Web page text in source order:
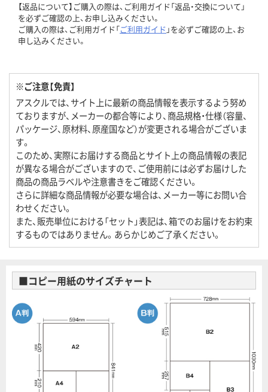
【返品について】ご購入の際は、ご利用ガイド「返品・交換について」
を必ずご確認の上、お申し込みください。
ご購入の際は、ご利用ガイド「ご利用ガイド 」を必ずご確認の上、お
申し込みください。
※ご注意【免責】
アスクルでは、サイト上に最新の商品情報を表示するよう努め
ておりますが、メーカーの都合等により、商品規格・仕様（容量、
パッケージ、原材料、原産国など）が変更される場合がございま
す。
このため、実際にお届けする商品とサイト上の商品情報の表記
が異なる場合がございますので、ご使用前には必ずお届けした
商品の商品ラベルや注意書きをご確認ください。
さらに詳細な商品情報が必要な場合は、メーカー等にお問い合
わせください。
また、販売単位における「セット」表記は、箱でのお届けをお約束
するものではありません。あらかじめご了承ください。
■コピー用紙のサイズチャート